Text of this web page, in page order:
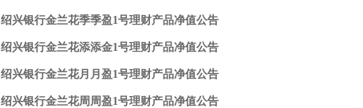
绍兴银行金兰花季季盈1号理财产品净值公告
绍兴银行金兰花添添金1号理财产品净值公告
绍兴银行金兰花月月盈1号理财产品净值公告
绍兴银行金兰花周周盈1号理财产品净值公告